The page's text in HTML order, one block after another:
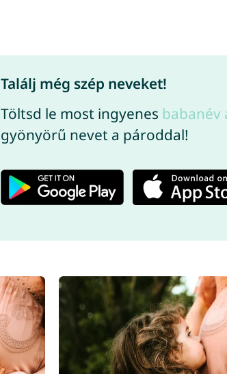
Találj még szép neveket!
Töltsd le most ingyenes babanév
gyönyörű nevet a pároddal!